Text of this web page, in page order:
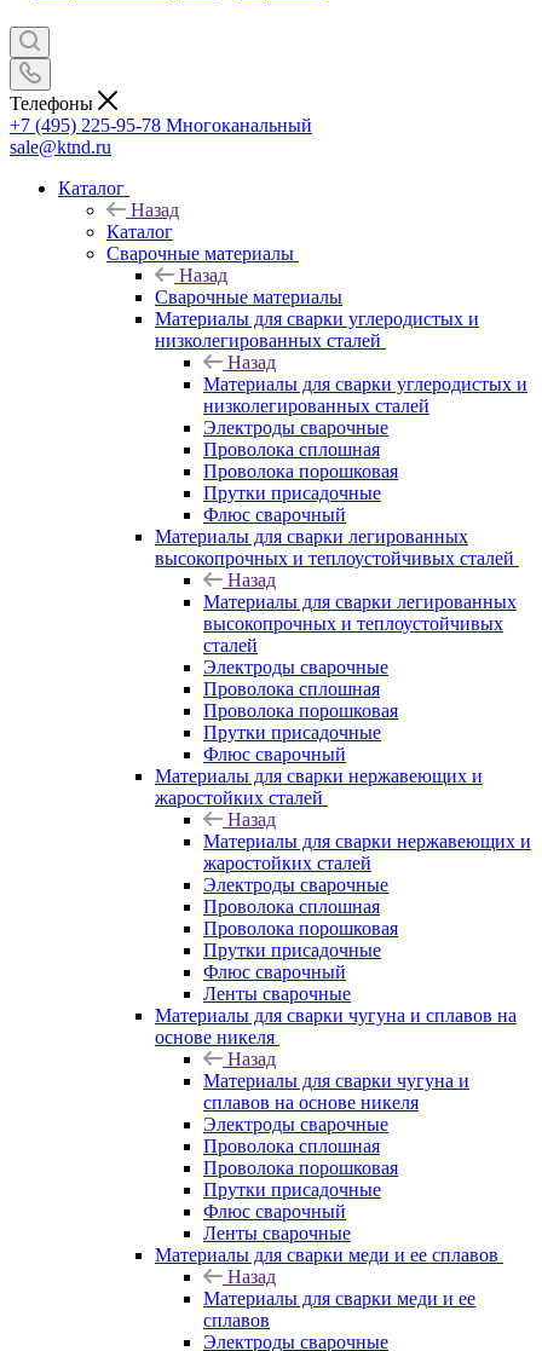
Телефоны
+7 (495) 225-95-78 Многоканальный
sale@ktnd.ru
Каталог
Назад
Каталог
Сварочные материалы
Назад
Сварочные материалы
Материалы для сварки углеродистых и
низколегированных сталей
Назад
Материалы для сварки углеродистых и
низколегированных сталей
Электроды сварочные
Проволока сплошная
Проволока порошковая
Прутки присадочные
Флюс сварочный
Материалы для сварки легированных
высокопрочных и теплоустойчивых сталей
Назад
Материалы для сварки легированных
высокопрочных и теплоустойчивых
сталей
Электроды сварочные
Проволока сплошная
Проволока порошковая
Прутки присадочные
Флюс сварочный
Материалы для сварки нержавеющих и
жаростойких сталей
Назад
Материалы для сварки нержавеющих и
жаростойких сталей
Электроды сварочные
Проволока сплошная
Проволока порошковая
Прутки присадочные
Флюс сварочный
Ленты сварочные
Материалы для сварки чугуна и сплавов на
основе никеля
Назад
Материалы для сварки чугуна и
сплавов на основе никеля
Электроды сварочные
Проволока сплошная
Проволока порошковая
Прутки присадочные
Флюс сварочный
Ленты сварочные
Материалы для сварки меди и ее сплавов
Назад
Материалы для сварки меди и ее
сплавов
Электроды сварочные